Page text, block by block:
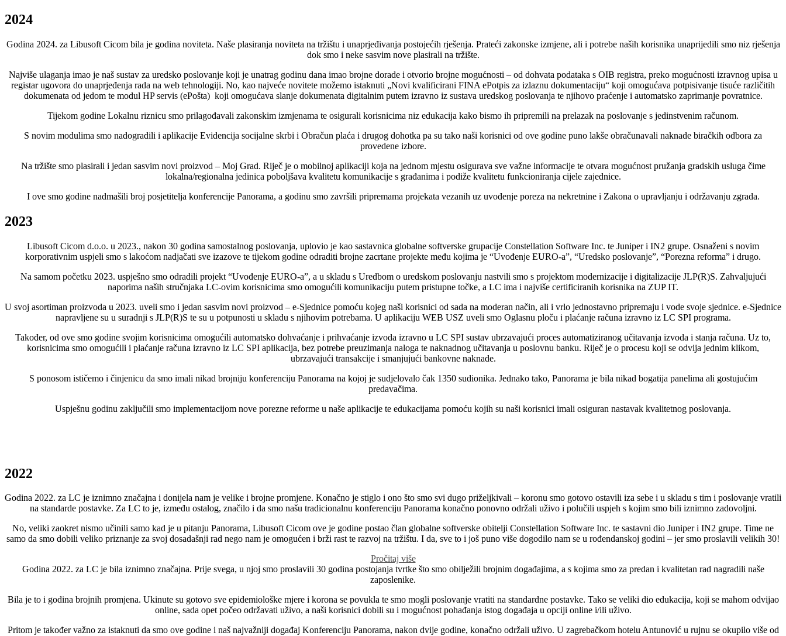
2024
Godina 2024. za Libusoft Cicom bila je godina noviteta. Naše plasiranja noviteta na tržištu i unaprjeđivanja postojećih rješenja. Prateći zakonske izmjene, ali i potrebe naših korisnika unaprijedili smo niz rješenja
dok smo i neke sasvim nove plasirali na tržište.
Najviše ulaganja imao je naš sustav za uredsko poslovanje koji je unatrag godinu dana imao brojne dorade i otvorio brojne mogućnosti – od dohvata podataka s OIB registra, preko mogućnosti izravnog upisa u
registar ugovora do unaprjeđenja rada na web tehnologiji. No, kao najveće novitete možemo istaknuti „Novi kvalificirani FINA ePotpis za izlaznu dokumentaciju“ koji omogućava potpisivanje tisuće različitih
dokumenata od jedom te modul HP servis (ePošta) koji omogućava slanje dokumenata digitalnim putem izravno iz sustava uredskog poslovanja te njihovo praćenje i automatsko zaprimanje povratnice.
Tijekom godine Lokalnu riznicu smo prilagođavali zakonskim izmjenama te osigurali korisnicima niz edukacija kako bismo ih pripremili na prelazak na poslovanje s jedinstvenim računom.
S novim modulima smo nadogradili i aplikacije Evidencija socijalne skrbi i Obračun plaća i drugog dohotka pa su tako naši korisnici od ove godine puno lakše obračunavali naknade biračkih odbora za
provedene izbore.
Na tržište smo plasirali i jedan sasvim novi proizvod – Moj Grad. Riječ je o mobilnoj aplikaciji koja na jednom mjestu osigurava sve važne informacije te otvara mogućnost pružanja gradskih usluga čime
lokalna/regionalna jedinica poboljšava kvalitetu komunikacije s građanima i podiže kvalitetu funkcioniranja cijele zajednice.
I ove smo godine nadmašili broj posjetitelja konferencije Panorama, a godinu smo završili pripremama projekata vezanih uz uvođenje poreza na nekretnine i Zakona o upravljanju i održavanju zgrada.
2023
Libusoft Cicom d.o.o. u 2023., nakon 30 godina samostalnog poslovanja, uplovio je kao sastavnica globalne softverske grupacije Constellation Software Inc. te Juniper i IN2 grupe. Osnaženi s novim
korporativnim uspjeli smo s lakoćom nadjačati sve izazove te tijekom godine odraditi brojne zacrtane projekte među kojima je “Uvođenje EURO-a”, “Uredsko poslovanje”, “Porezna reforma” i drugo.
Na samom početku 2023. uspješno smo odradili projekt “Uvođenje EURO-a”, a u skladu s Uredbom o uredskom poslovanju nastvili smo s projektom modernizacije i digitalizacije JLP(R)S. Zahvaljujući
naporima naših stručnjaka LC-ovim korisnicima smo omogućili komunikaciju putem pristupne točke, a LC ima i najviše certificiranih korisnika na ZUP IT.
U svoj asortiman proizvoda u 2023. uveli smo i jedan sasvim novi proizvod – e-Sjednice pomoću kojeg naši korisnici od sada na moderan način, ali i vrlo jednostavno pripremaju i vode svoje sjednice. e-Sjednice
napravljene su u suradnji s JLP(R)S te su u potpunosti u skladu s njihovim potrebama. U aplikaciju WEB USZ uveli smo Oglasnu ploču i plaćanje računa izravno iz LC SPI programa.
Također, od ove smo godine svojim korisnicima omogućili automatsko dohvaćanje i prihvaćanje izvoda izravno u LC SPI sustav ubrzavajući proces automatiziranog učitavanja izvoda i stanja računa. Uz to,
korisnicima smo omogućili i plaćanje računa izravno iz LC SPI aplikacija, bez potrebe preuzimanja naloga te naknadnog učitavanja u poslovnu banku. Riječ je o procesu koji se odvija jednim klikom,
ubrzavajući transakcije i smanjujući bankovne naknade.
S ponosom ističemo i činjenicu da smo imali nikad brojniju konferenciju Panorama na kojoj je sudjelovalo čak 1350 sudionika. Jednako tako, Panorama je bila nikad bogatija panelima ali gostujućim
predavačima.
Uspješnu godinu zaključili smo implementacijom nove porezne reforme u naše aplikacije te edukacijama pomoću kojih su naši korisnici imali osiguran nastavak kvalitetnog poslovanja.
2022
Godina 2022. za LC je iznimno značajna i donijela nam je velike i brojne promjene. Konačno je stiglo i ono što smo svi dugo priželjkivali – koronu smo gotovo ostavili iza sebe i u skladu s tim i poslovanje vratili
na standarde postavke. Za LC to je, između ostalog, značilo i da smo našu tradicionalnu konferenciju Panorama konačno ponovno održali uživo i polučili uspjeh s kojim smo bili iznimno zadovoljni.
No, veliki zaokret nismo učinili samo kad je u pitanju Panorama, Libusoft Cicom ove je godine postao član globalne softverske obitelji Constellation Software Inc. te sastavni dio Juniper i IN2 grupe. Time ne
samo da smo dobili veliko priznanje za svoj dosadašnji rad nego nam je omogućen i brži rast te razvoj na tržištu. I da, sve to i još puno više dogodilo nam se u rođendanskoj godini – jer smo proslavili velikih 30!
Pročitaj više
Godina 2022. za LC je bila iznimno značajna. Prije svega, u njoj smo proslavili 30 godina postojanja tvrtke što smo obilježili brojnim događajima, a s kojima smo za predan i kvalitetan rad nagradili naše
zaposlenike.
Bila je to i godina brojnih promjena. Ukinute su gotovo sve epidemiološke mjere i korona se povukla te smo mogli poslovanje vratiti na standardne postavke. Tako se veliki dio edukacija, koji se mahom odvijao
online, sada opet počeo održavati uživo, a naši korisnici dobili su i mogućnost pohađanja istog događaja u opciji online i/ili uživo.
Pritom je također važno za istaknuti da smo ove godine i naš najvažniji događaj Konferenciju Panorama, nakon dvije godine, konačno održali uživo. U zagrebačkom hotelu Antunović u rujnu se okupilo više od